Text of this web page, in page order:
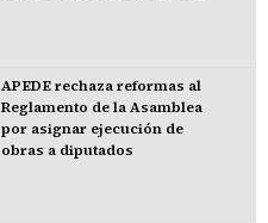
APEDE rechaza reformas al
Reglamento de la Asamblea
por asignar ejecución de
obras a diputados